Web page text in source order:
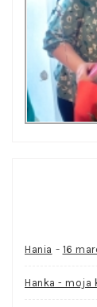
Hania - 16
Hanka - moja